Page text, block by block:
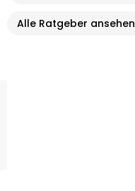
Alle Ratgeber ansehen